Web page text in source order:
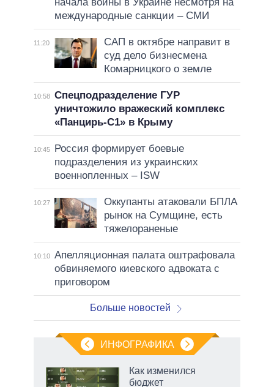
начала войны в Украине несмотря на
международные санкции – СМИ
11:20
САП в октябре направит в
суд дело бизнесмена
Комарницкого о земле
10:58 Спецподразделение ГУР
уничтожило вражеский комплекс
«Панцирь-С1» в Крыму
10:45
Россия формирует боевые
подразделения из украинских
военнопленных – ISW
10:27
Оккупанты атаковали БПЛА
рынок на Сумщине, есть
тяжелораненые
10:10 Апелляционная палата оштрафовала
обвиняемого киевского адвоката с
приговором
Больше новостей
ИНФОГРАФИКА
Как изменился
бюджет